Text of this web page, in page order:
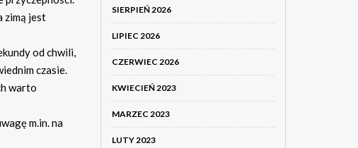
zimą jest
od chwili,
czasie.
warto
m.in. na
SIERPIEŃ 2026
LIPIEC 2026
CZERWIEC 2026
KWIECIEŃ 2023
MARZEC 2023
LUTY 2023